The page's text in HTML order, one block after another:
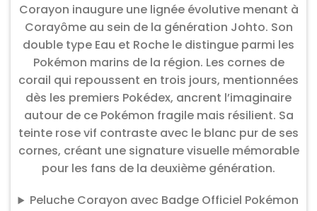
Corayon inaugure une lignée évolutive menant à
Corayôme au sein de la génération Johto. Son
double type Eau et Roche le distingue parmi les
Pokémon marins de la région. Les cornes de
corail qui repoussent en trois jours, mentionnées
dès les premiers Pokédex, ancrent l’imaginaire
autour de ce Pokémon fragile mais résilient. Sa
teinte rose vif contraste avec le blanc pur de ses
cornes, créant une signature visuelle mémorable
pour les fans de la deuxième génération.
Peluche Corayon avec Badge Officiel Pokémon